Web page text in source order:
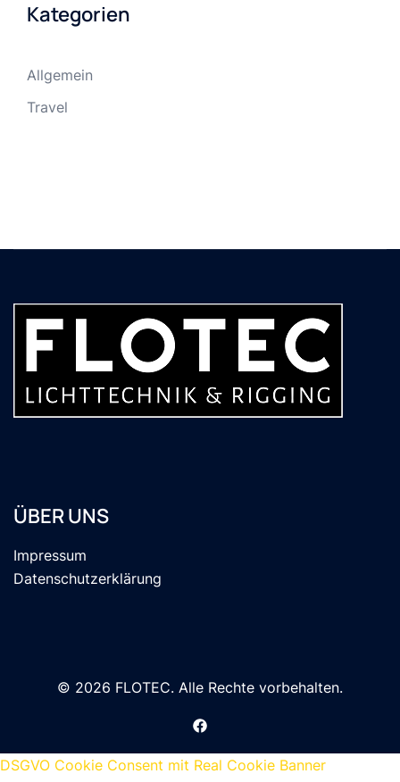
Kategorien
Allgemein
Travel
ÜBER UNS
Impressum
Datenschutzerklärung
© 2026 FLOTEC. Alle Rechte vorbehalten.
DSGVO Cookie Consent mit Real Cookie Banner